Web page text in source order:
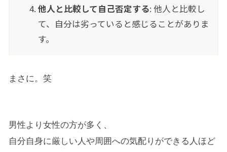
他人と比較して自己否定する: 他人と比較し
て、自分は劣っていると感じることがありま
す。
まさに。笑
男性より女性の方が多く、
自分自身に厳しい人や周囲への気配りができる人ほど